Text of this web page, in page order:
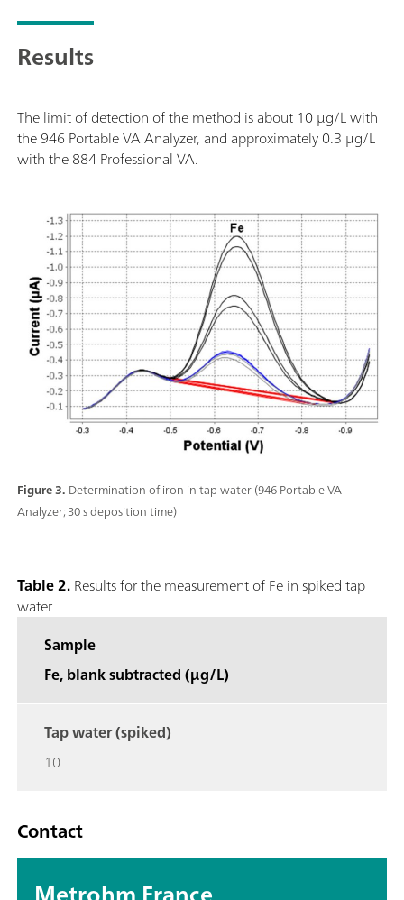
Results
The limit of detection of the method is about 10 μg/L with
the 946 Portable VA Analyzer, and approximately 0.3 μg/L
with the 884 Professional VA.
Figure 3. Determination of iron in tap water (946 Portable VA
Analyzer; 30 s deposition time)
Table 2.Results for the measurement of Fe in spiked tap
water
Sample
Fe, blank subtracted (μg/L)
Tap water (spiked)
10
Contact